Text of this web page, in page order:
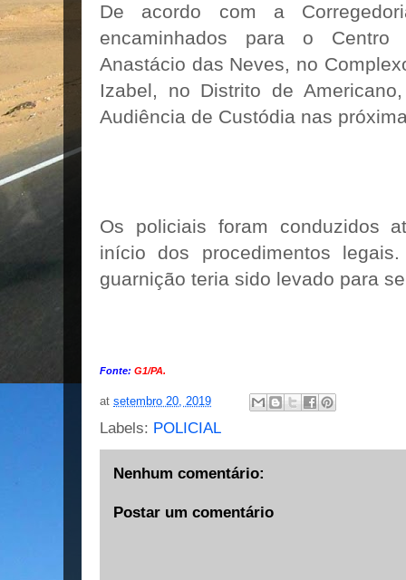
De acordo com a
encaminhados para o Centro
Anastácio das Neves, no
Izabel, no Distrito de
Audiência de Custódia nas
Os policiais foram conduzidos
início dos procedimentos
guarnição teria sido levado para
Fonte: G1/PA.
at setembro 20, 2019
Labels: POLICIAL
Nenhum comentário:
Postar um comentário